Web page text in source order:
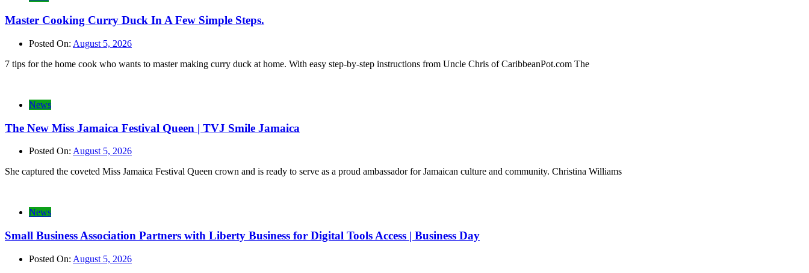
Master Cooking Curry Duck In A Few Simple Steps.
Posted On: August 5, 2026
7 tips for the home cook who wants to master making curry duck at home. With easy step-by-step instructions from Uncle Chris of CaribbeanPot.com The
News
The New Miss Jamaica Festival Queen | TVJ Smile Jamaica
Posted On: August 5, 2026
She captured the coveted Miss Jamaica Festival Queen crown and is ready to serve as a proud ambassador for Jamaican culture and community. Christina Williams
News
Small Business Association Partners with Liberty Business for Digital Tools Access | Business Day
Posted On: August 5, 2026